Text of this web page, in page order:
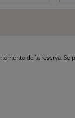
de la reserva. Se